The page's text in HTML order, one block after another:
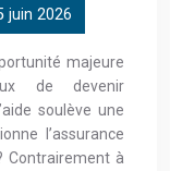
juin 2026
majeure
de devenir
soulève une
l’assurance
Contrairement à